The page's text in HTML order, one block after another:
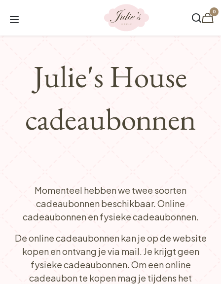
0
Julie's House
cadeaubonnen
Momenteel hebben we twee soorten
cadeaubonnen beschikbaar. Online
cadeaubonnen en fysieke cadeaubonnen.
De online cadeaubonnen kan je op de website
kopen en ontvang je via mail. Je krijgt geen
fysieke cadeaubonnen. Om een online
cadeaubon te kopen mag je tijdens het